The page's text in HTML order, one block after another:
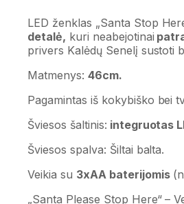
LED ženklas „Santa Stop
detalė, kuri neabejotinai
privers Kalėdų Senelį sustoti
Matmenys: 46cm.
Pagamintas iš kokybiško bei
Šviesos šaltinis: integruotas
Šviesos spalva: Šiltai balta.
Veikia su 3xAA baterijomis
„Santa Please Stop Here“ –